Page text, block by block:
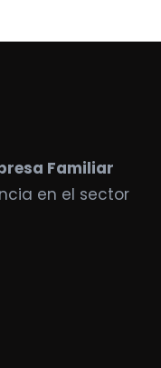
Familiar
en el sector